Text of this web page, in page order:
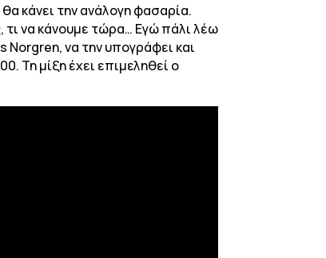
κάνει την ανάλογη φασαρία.
τι να κάνουμε τώρα… Εγώ πάλι λέω
να την υπογράφει και
Τη μίξη έχει επιμεληθεί ο